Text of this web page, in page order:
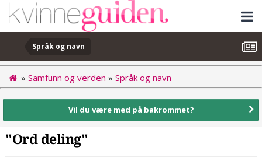
Språk og navn
» Samfunn og verden » Språk og navn
Vil du være med på bakrommet?
"Ord deling"